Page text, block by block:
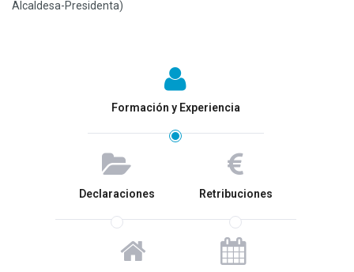
Alcaldesa-Presidenta)
Formación y Experiencia
Declaraciones Retribuciones